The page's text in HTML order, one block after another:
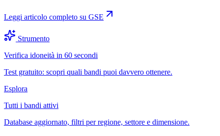
Leggi articolo completo su GSE
Strumento
Verifica idoneità in 60 secondi
Test gratuito: scopri quali bandi puoi davvero ottenere.
Esplora
Tutti i bandi attivi
Database aggiornato, filtri per regione, settore e dimensione.